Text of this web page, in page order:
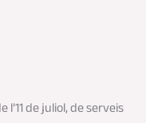
de juliol, de serveis